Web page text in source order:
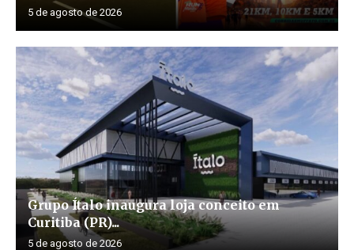
5 de agosto de 2026
Grupo Ítalo inaugura loja conceito em
Curitiba (PR)...
5 de agosto de 2026